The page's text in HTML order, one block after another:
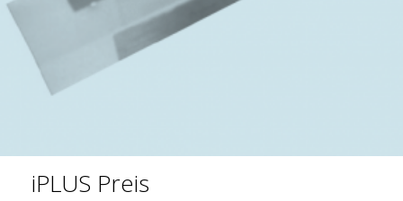
iPLUS Preis